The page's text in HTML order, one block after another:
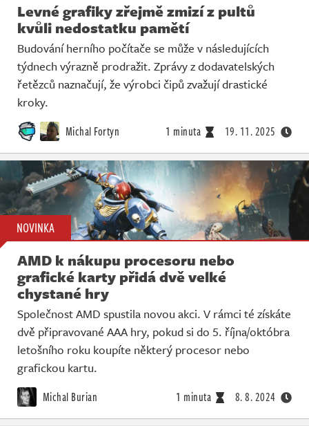
Levné grafiky zřejmě zmizí z pultů
kvůli nedostatku pamětí
Budování herního počítače se může v následujících
týdnech výrazně prodražit. Zprávy z dodavatelských
řetězců naznačují, že výrobci čipů zvažují drastické
kroky.
Michal Fortyn 1 minuta 19. 11. 2025
NOVINKA
AMD k nákupu procesoru nebo
grafické karty přidá dvě velké
chystané hry
Společnost AMD spustila novou akci. V rámci té získáte
dvě připravované AAA hry, pokud si do 5. října/októbra
letošního roku koupíte některý procesor nebo
grafickou kartu.
Michal Burian 1 minuta 8. 8. 2024